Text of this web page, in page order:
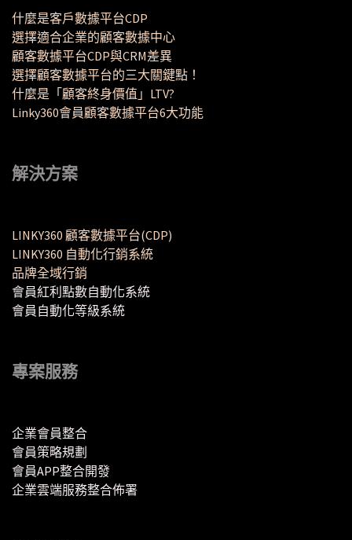
什麼是客戶數據平台CDP
選擇適合企業的顧客數據中心
顧客數據平台CDP與CRM差異
選擇顧客數據平台的三大關鍵點！
什麼是「顧客終身價值」LTV?
Linky360會員顧客數據平台6大功能
解決方案
LINKY360 顧客數據平台(CDP)
LINKY360 自動化行銷系統
品牌全域行銷
會員紅利點數自動化系統
會員自動化等級系統
專案服務
企業會員整合
會員策略規劃
會員APP整合開發
企業雲端服務整合佈署